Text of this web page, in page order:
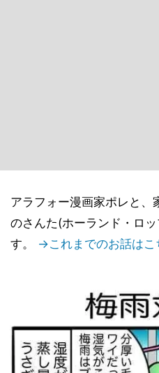
アラフォー漫画家ポレと、
のさんた(ホーランド・ロ
す。 →これまでのお話はこ